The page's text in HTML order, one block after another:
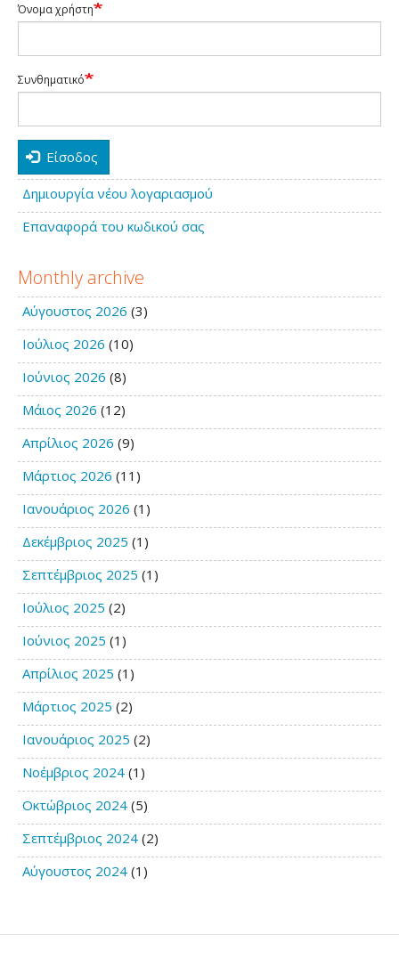
Όνομα χρήστη
Συνθηματικό
Είσοδος
Δημιουργία νέου λογαριασμού
Επαναφορά του κωδικού σας
Monthly archive
Αύγουστος 2026 (3)
Ιούλιος 2026 (10)
Ιούνιος 2026 (8)
Μάιος 2026 (12)
Απρίλιος 2026 (9)
Μάρτιος 2026 (11)
Ιανουάριος 2026 (1)
Δεκέμβριος 2025 (1)
Σεπτέμβριος 2025 (1)
Ιούλιος 2025 (2)
Ιούνιος 2025 (1)
Απρίλιος 2025 (1)
Μάρτιος 2025 (2)
Ιανουάριος 2025 (2)
Νοέμβριος 2024 (1)
Οκτώβριος 2024 (5)
Σεπτέμβριος 2024 (2)
Αύγουστος 2024 (1)